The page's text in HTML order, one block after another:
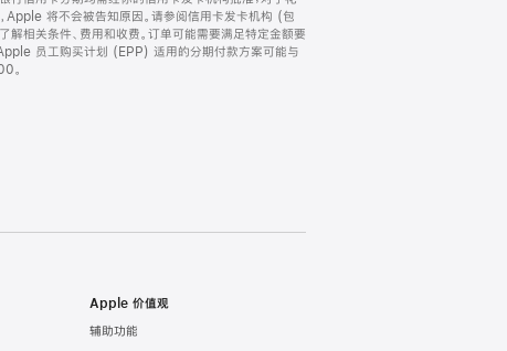
Apple 将不会被告知原因。请参阅信用卡发卡机构 (包
解相关条件、费用和收费。订单可能需要满足特定金额要
员工购买计划 (EPP) 适用的分期付款方案可能与
。
Apple 价值观
辅助功能